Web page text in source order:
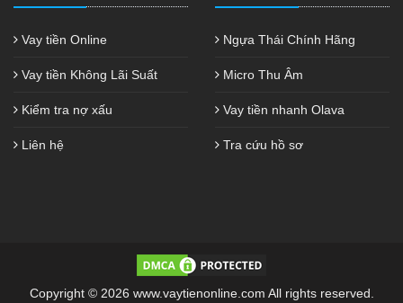
Vay tiền Online
Vay tiền Không Lãi Suất
Kiểm tra nợ xấu
Liên hệ
Ngựa Thái Chính Hãng
Micro Thu Âm
Vay tiền nhanh Olava
Tra cứu hồ sơ
Copyright © 2026 www.vaytienonline.com All rights reserved.